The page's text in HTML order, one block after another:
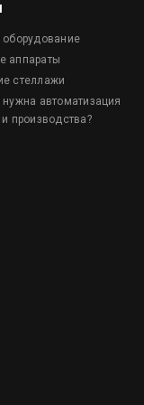
оборудование
аппараты
стеллажи
автоматизация
и производства?